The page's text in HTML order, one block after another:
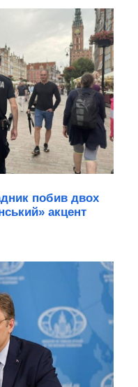
побив двох
акцент